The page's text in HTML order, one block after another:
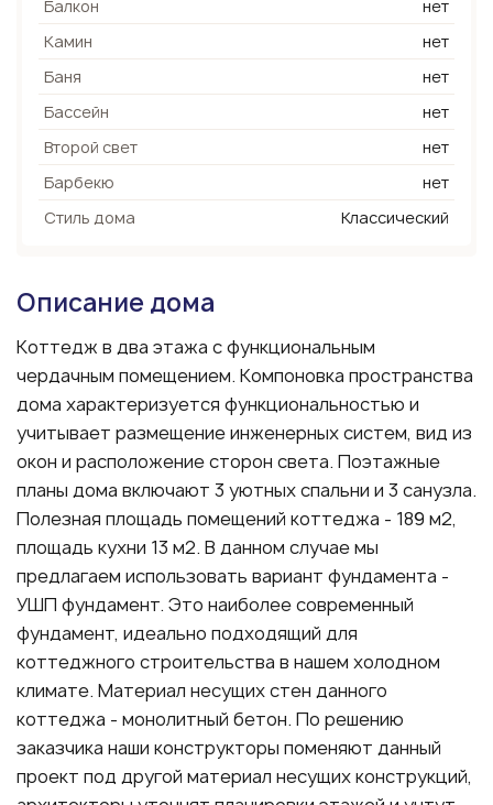
Балкон
нет
Камин
нет
Баня
нет
Бассейн
нет
Второй свет
нет
Барбекю
нет
Стиль дома
Классический
Описание дома
Коттедж в два этажа с функциональным
чердачным помещением. Компоновка пространства
дома характеризуется функциональностью и
учитывает размещение инженерных систем, вид из
окон и расположение сторон света. Поэтажные
планы дома включают 3 уютных спальни и 3 санузла.
Полезная площадь помещений коттеджа - 189 м2,
площадь кухни 13 м2. В данном случае мы
предлагаем использовать вариант фундамента -
УШП фундамент. Это наиболее современный
фундамент, идеально подходящий для
коттеджного строительства в нашем холодном
климате. Материал несущих стен данного
коттеджа - монолитный бетон. По решению
заказчика наши конструкторы поменяют данный
проект под другой материал несущих конструкций,